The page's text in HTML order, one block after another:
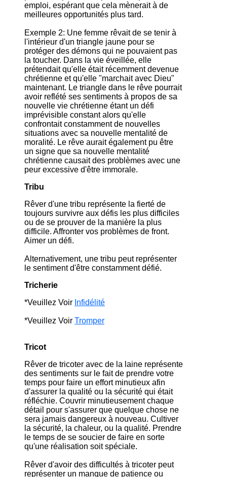
emploi, espérant que cela mènerait à de
meilleures opportunités plus tard.
Exemple 2: Une femme rêvait de se tenir à
l'intérieur d'un triangle jaune pour se
protéger des démons qui ne pouvaient pas
la toucher. Dans la vie éveillée, elle
prétendait qu'elle était récemment devenue
chrétienne et qu'elle "marchait avec Dieu"
maintenant. Le triangle dans le rêve pourrait
avoir reflété ses sentiments à propos de sa
nouvelle vie chrétienne étant un défi
imprévisible constant alors qu'elle
confrontait constamment de nouvelles
situations avec sa nouvelle mentalité de
moralité. Le rêve aurait également pu être
un signe que sa nouvelle mentalité
chrétienne causait des problèmes avec une
peur excessive d'être immorale.
Tribu
Rêver d'une tribu représente la fierté de
toujours survivre aux défis les plus difficiles
ou de se prouver de la manière la plus
difficile. Affronter vos problèmes de front.
Aimer un défi.
Alternativement, une tribu peut représenter
le sentiment d'être constamment défié.
Tricherie
*Veuillez Voir Infidélité
*Veuillez Voir Tromper
Tricot
Rêver de tricoter avec de la laine représente
des sentiments sur le fait de prendre votre
temps pour faire un effort minutieux afin
d'assurer la qualité ou la sécurité qui était
réfléchie. Couvrir minutieusement chaque
détail pour s'assurer que quelque chose ne
sera jamais dangereux à nouveau. Cultiver
la sécurité, la chaleur, ou la qualité. Prendre
le temps de se soucier de faire en sorte
qu'une réalisation soit spéciale.
Rêver d'avoir des difficultés à tricoter peut
représenter un manque de patience ou